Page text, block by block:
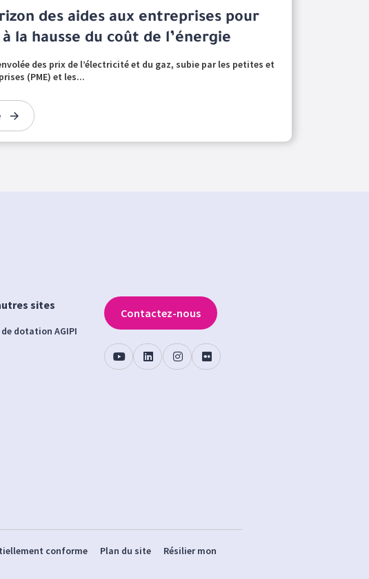
des aides aux entreprises pour
la hausse du coût de l’énergie
des prix de l’électricité et du gaz, subie par les petites et
(PME) et les...
sites
dotation AGIPI
Contactez-nous
conforme Plan du site Résilier mon